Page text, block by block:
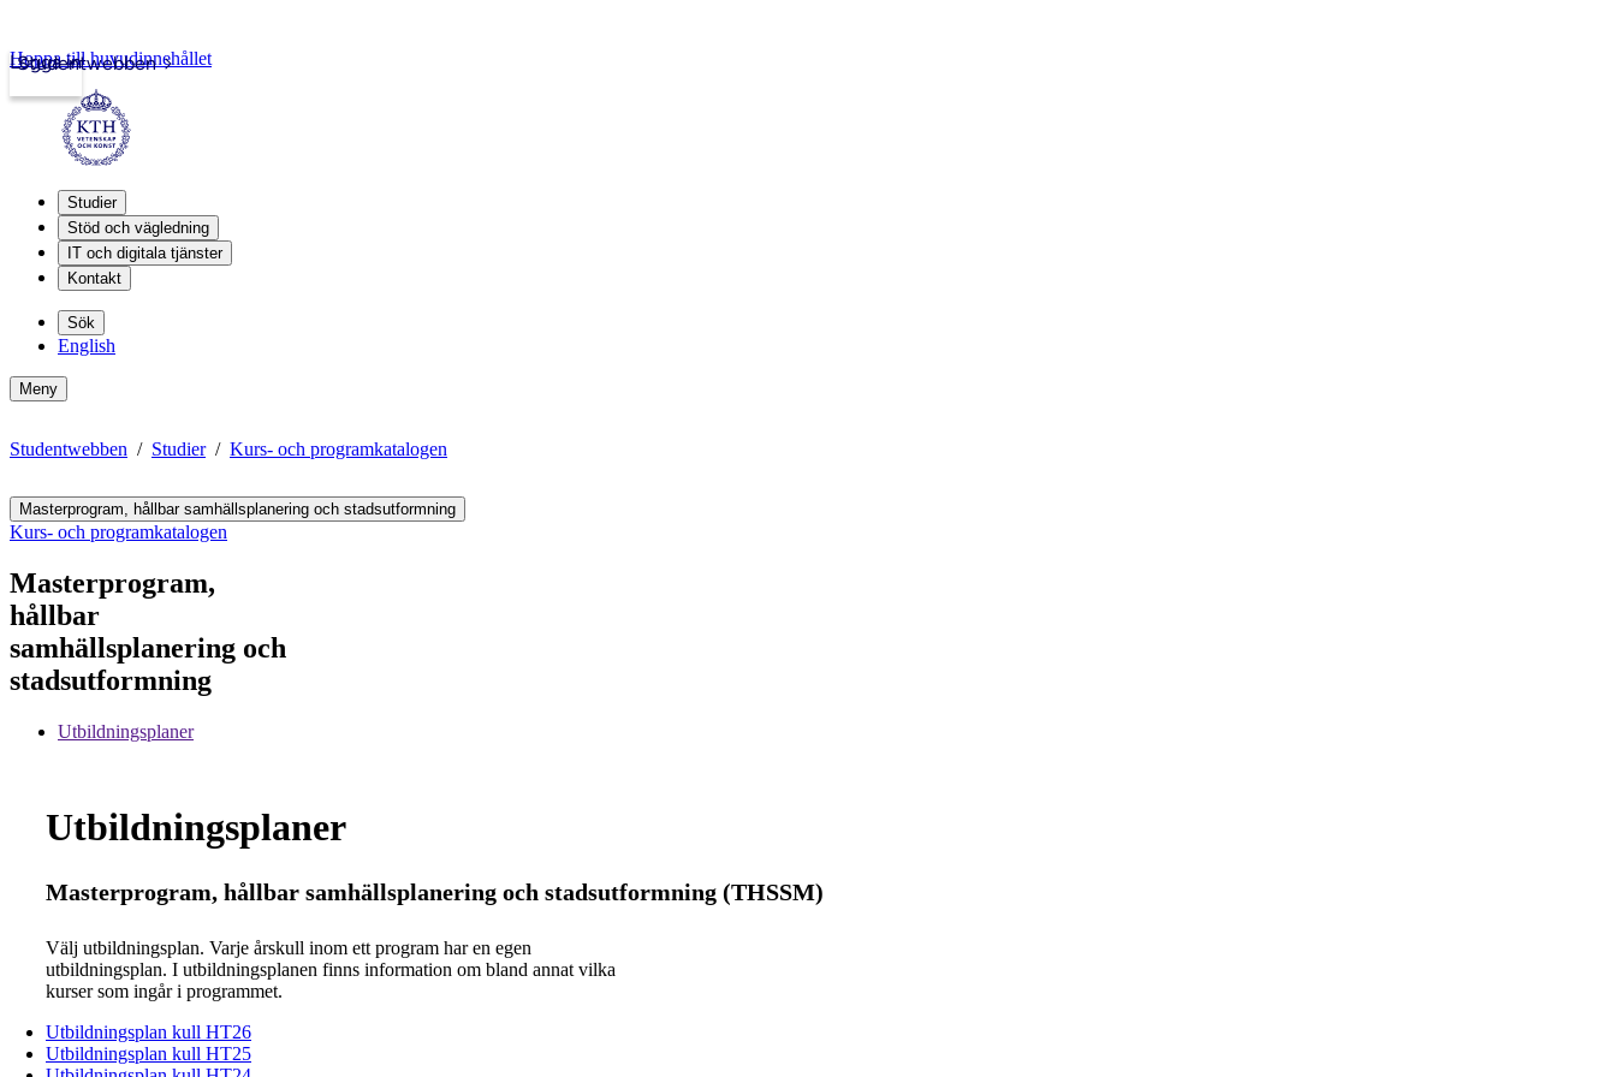
Studentwebben
Logga in
Hoppa till huvudinnehållet
Studier
Stöd och vägledning
IT och digitala tjänster
Kontakt
Sök
English
Meny
Studentwebben Studier Kurs- och programkatalogen
Masterprogram, hållbar samhällsplanering och stadsutformning
Kurs- och programkatalogen
Masterprogram,
hållbar
samhällsplanering och
stadsutformning
Utbildningsplaner
Utbildningsplaner
Masterprogram, hållbar samhällsplanering och stadsutformning (THSSM)
Välj utbildningsplan. Varje årskull inom ett program har en egen
utbildningsplan. I utbildningsplanen finns information om bland annat vilka
kurser som ingår i programmet.
Utbildningsplan kull HT26
Utbildningsplan kull HT25